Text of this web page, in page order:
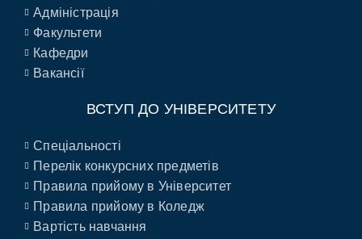
Адміністрація
Факультети
Кафедри
Вакансії
ВСТУП ДО УНІВЕРСИТЕТУ
Спеціальності
Перелік конкурсних предметів
Правила прийому в Університет
Правила прийому в Коледж
Вартість навчання